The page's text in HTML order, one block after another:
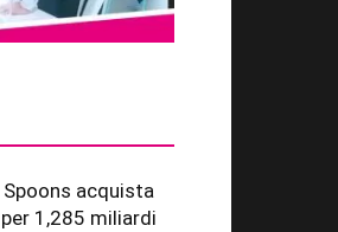
Spoons acquista
1,285 miliardi